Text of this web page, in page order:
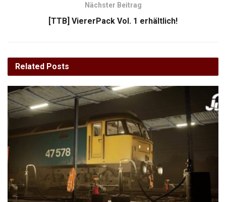
Nächster Beitrag
[TTB] ViererPack Vol. 1 erhältlich!
Related Posts